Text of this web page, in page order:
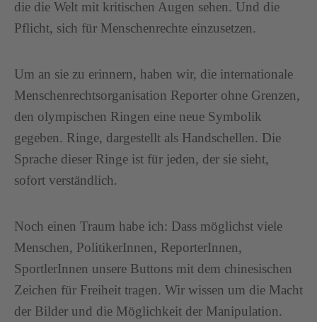
die die Welt mit kritischen Augen sehen. Und die
Pflicht, sich für Menschenrechte einzusetzen.
Um an sie zu erinnern, haben wir, die internationale
Menschenrechtsorganisation Reporter ohne Grenzen,
den olympischen Ringen eine neue Symbolik
gegeben. Ringe, dargestellt als Handschellen. Die
Sprache dieser Ringe ist für jeden, der sie sieht,
sofort verständlich.
Noch einen Traum habe ich: Dass möglichst viele
Menschen, PolitikerInnen, ReporterInnen,
SportlerInnen unsere Buttons mit dem chinesischen
Zeichen für Freiheit tragen. Wir wissen um die Macht
der Bilder und die Möglichkeit der Manipulation.